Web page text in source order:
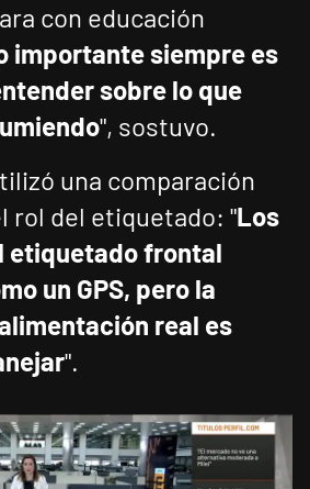
con educación
importante siempre es
sobre lo que
", sostuvo.
una comparación
rol del etiquetado: "Los
etiquetado frontal
un GPS, pero la
real es
".